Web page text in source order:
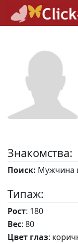
Знакомства:
Поиск: Мужчина
Типаж:
Рост: 180
Вес: 80
Цвет глаз: